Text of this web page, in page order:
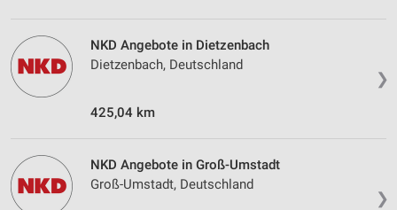
❯
NKD Angebote in Dietzenbach
Dietzenbach, Deutschland
425,04 km
❯
NKD Angebote in Groß-Umstadt
Groß-Umstadt, Deutschland
Entwicklung und Verbesserung der Angebote
Verwendung reduzierter Daten zur Auswahl von
Inhalten
Geräte anhand von aktiv angeforderten
Informationen identifizieren